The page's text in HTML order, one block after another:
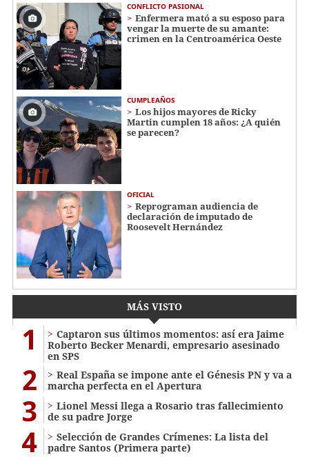
CONFLICTO PASIONAL
Enfermera mató a su esposo para
vengar la muerte de su amante:
crimen en la Centroamérica Oeste
CUMPLEAÑOS
Los hijos mayores de Ricky
Martin cumplen 18 años: ¿A quién
se parecen?
OFICIAL
Reprograman audiencia de
declaración de imputado de
Roosevelt Hernández
MÁS VISTO
1
Captaron sus últimos momentos: así era Jaime
Roberto Becker Menardi​​​, empresario asesinado
en SPS
2
Real España se impone ante el Génesis PN y va a
marcha perfecta en el Apertura
3
Lionel Messi llega a Rosario tras fallecimiento
de su padre Jorge
4
Selección de Grandes Crímenes: La lista del
padre Santos (Primera parte)